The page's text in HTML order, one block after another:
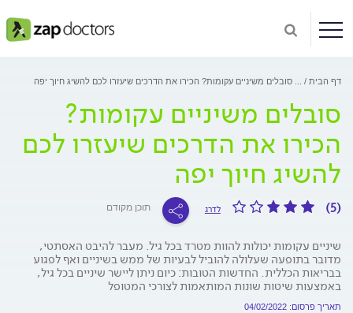
דף הבית סובלים משיניים עקומות? הכירו את הדרכים שיעזרו לכם להשיג חיוך יפה
סובלים משיניים עקומות?
הכירו את הדרכים שיעזרו לכם
להשיג חיוך יפה
(5) לדרג תוכן מקודם
שיניים עקומות יכולות להוות מטרד בכל גיל. מעבר להיבט האסתטי,
מדובר בתופעה שעלולה להוביל לבעיות של ממש בשיניים ואף לפגוע
בבריאות הכללית. החדשות הטובות: כיום ניתן ליישר שיניים בכל גיל,
באמצעות שיטות שונות המותאמות לצורכי המטופל
תאריך פרסום: 04/02/2022